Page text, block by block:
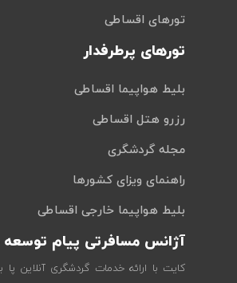
تورهای اقساطی
تورهای پرطرفدار
بلیط هواپیما اقساطی
رزرو هتل اقساطی
مجله گردشگری
راهنمای ویزای کشورها
بلیط هواپیما خارجی اقساطی
آژانس مسافرتی پیام توسعه
کایت با ارائه خدمات گردشگری آنلاین